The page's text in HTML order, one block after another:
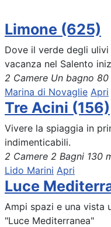
Limone (625)
Dove il verde degli
vacanza nel Salento
2 Camere Un bagno 80
Marina di Novaglie Apri
Tre Acini (156)
Vivere la spiaggia in
indimenticabili.
2 Camere 2 Bagni 130
Lido Marini Apri
Luce
Ampi spazi e una vista
"Luce Mediterranea"